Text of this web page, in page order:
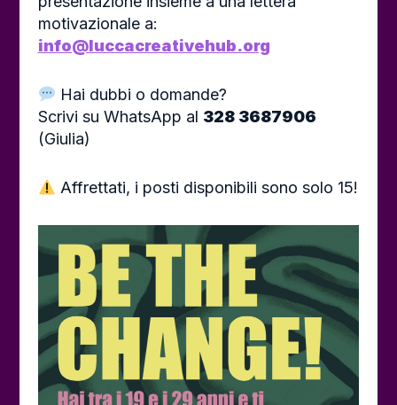
motivazionale a:
info@luccacreativehub.org
Hai dubbi o domande?
Scrivi su WhatsApp al 328 3687906
(Giulia)
Affrettati, i posti disponibili sono solo 15!